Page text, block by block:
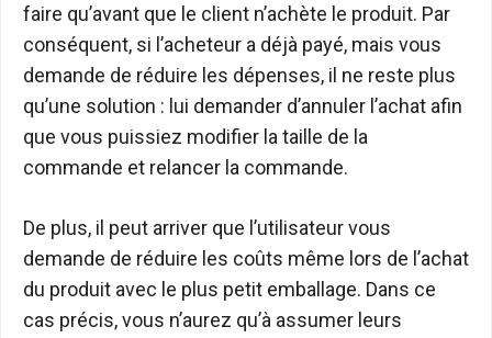
faire qu’avant que le client n’achète le produit. Par
conséquent, si l’acheteur a déjà payé, mais vous
demande de réduire les dépenses, il ne reste plus
qu’une solution : lui demander d’annuler l’achat afin
que vous puissiez modifier la taille de la
commande et relancer la commande.
De plus, il peut arriver que l’utilisateur vous
demande de réduire les coûts même lors de l’achat
du produit avec le plus petit emballage. Dans ce
cas précis, vous n’aurez qu’à assumer leurs